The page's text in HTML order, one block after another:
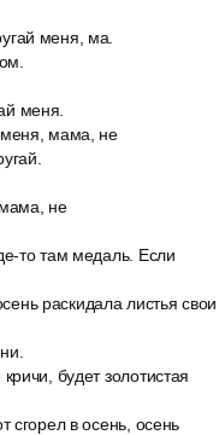
меня, ма.
меня.
меня, мама, не
не
то там медаль. Если
раскидала листья свои
будет золотистая
сгорел в осень, осень